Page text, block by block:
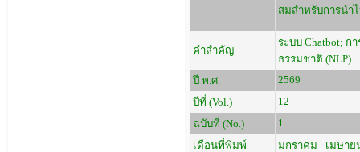
สมสำหรับการนำ
คำสำคัญ
ระบบ Chatbot;
ธรรมชาติ (NLP)
ปี พ.ศ.
2569
ปีที่ (Vol.)
12
ฉบับที่ (No.)
1
เดือนที่พิมพ์
มกราคม - เมษาย